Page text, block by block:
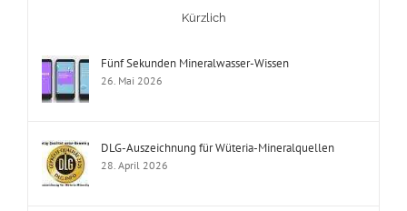
Kürzlich
Fünf Sekunden Mineralwasser-Wissen
26. Mai 2026
DLG-Auszeichnung für Wüteria-Mineralquellen
28. April 2026